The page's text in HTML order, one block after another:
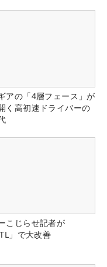
アの「4層フェース」が
く高初速ドライバーの
こじらせ記者が
」で大改善